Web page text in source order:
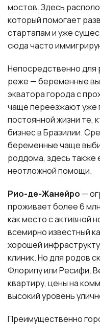
мостов. Здесь
который помогает
стартапам и уже
сюда часто
Непосредственно для
реже — беременные
экватора города с
чаще переезжают уже
постоянной жизни те,
бизнес в Бразилии.
беременные чаще
роддома, здесь также
неотложной помощи.
Рио-де-Жанейро —
проживает более 6
как место с активной
всемирно известный
хорошей
клиник. Но для родов
Флорипу или Ресифи.
квартиру, цены на
высокий уровень
Преимущественно